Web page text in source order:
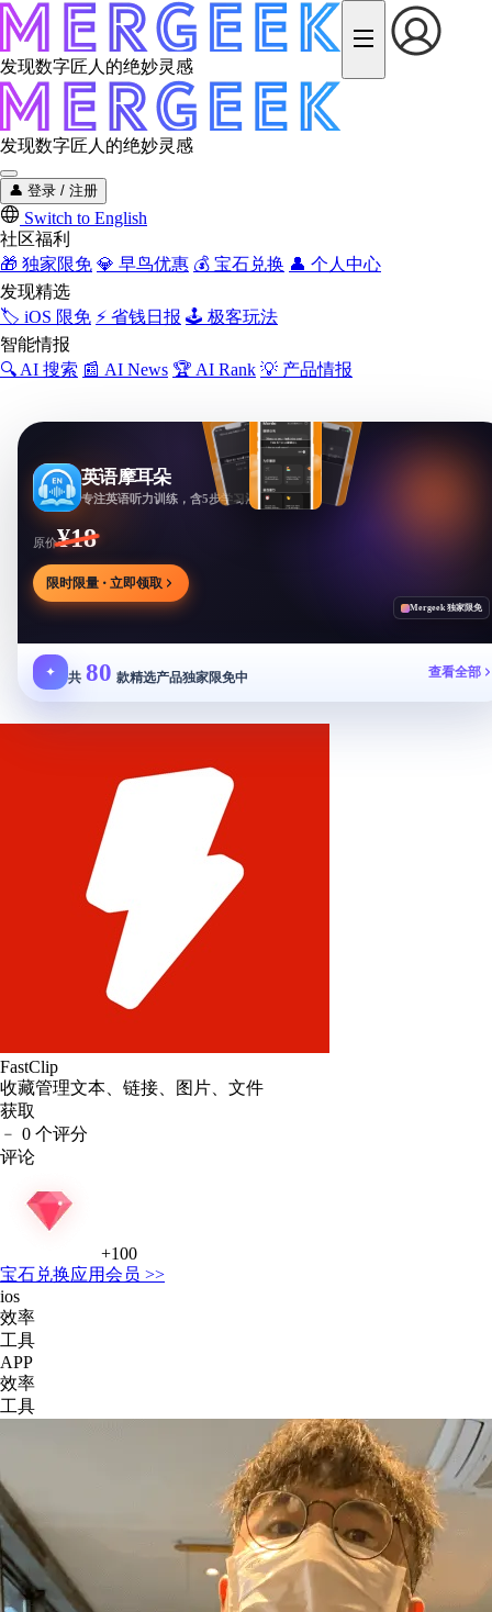
发现数字匠人的绝妙灵感
发现数字匠人的绝妙灵感
👤 登录 / 注册
Switch to English
社区福利
🎁 独家限免 💎 早鸟优惠 💰 宝石兑换 👤 个人中心
发现精选
🏷️ iOS 限免 ⚡ 省钱日报 🕹️ 极客玩法
智能情报
🔍 AI 搜索 📰 AI News 🏆 AI Rank 💡 产品情报
英语摩耳朵
专注英语听力训练，含5步学习法与多场景内容
原价¥18
限时限量 · 立即领取
Mergeek 独家限免
✦ 共 80 款精选产品独家限免中 查看全部
FastClip
收藏管理文本、链接、图片、文件
获取
﹣ 0 个评分
评论
+100
宝石兑换应用会员 >>
ios
效率
工具
APP
效率
工具